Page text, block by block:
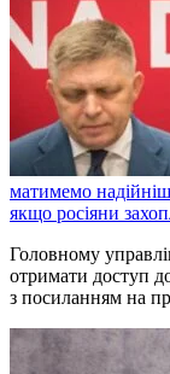
матимемо
якщо росіяни
Головному
отримати доступ
з посиланням на